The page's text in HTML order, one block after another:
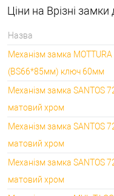
⭐Протипожежна
🔑
🔐Замки для ролетів:
🔑
Ціни на Врізні
Назва
Механізм замка
(BS66*85мм) ключ 60мм
Механізм замка SANTOS
матовий хром
Механізм замка SANTOS
матовий хром
Механізм замка SANTOS
матовий хром